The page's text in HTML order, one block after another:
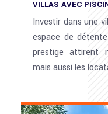
VILLAS AVEC
Investir dans une
espace de
prestige attirent
mais aussi les